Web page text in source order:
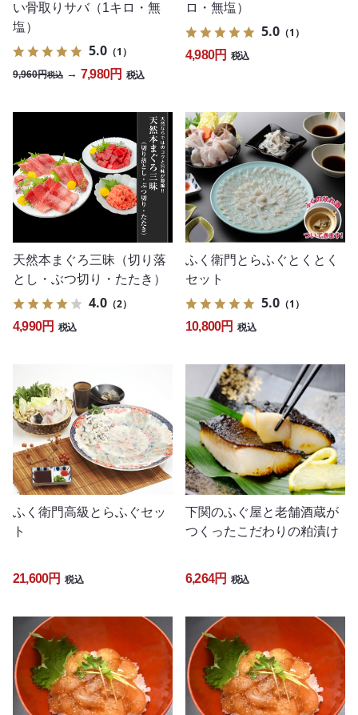
い骨取りサバ（1キロ・無
塩）
5.0 （1）
9,960円税込 → 7,980円 税込
ロ・無塩）
5.0 （1）
4,980円 税込
天然本まぐろ三昧（切り落
とし・ぶつ切り・たたき）
4.0 （2）
4,990円 税込
ふく衛門とらふぐとくとく
セット
5.0 （1）
10,800円
税込
ふく衛門高級とらふぐセッ
ト
21,600円 税込
下関のふぐ屋と老舗酒蔵が
つくったこだわりの粕漬け
6,264円 税込